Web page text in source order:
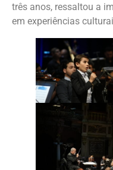
três anos, ressaltou a
em experiências